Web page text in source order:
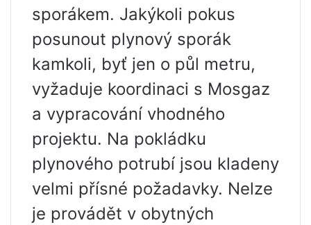
sporákem. Jakýkoli pokus
posunout plynový sporák
kamkoli, byť jen o půl metru,
vyžaduje koordinaci s Mosgaz
a vypracování vhodného
projektu. Na pokládku
plynového potrubí jsou kladeny
velmi přísné požadavky. Nelze
je provádět v obytných